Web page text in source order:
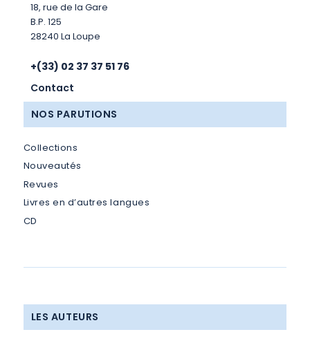
18, rue de la Gare
B.P. 125
28240 La Loupe
+(33) 02 37 37 51 76
Contact
NOS PARUTIONS
Collections
Nouveautés
Revues
Livres en d’autres langues
CD
LES AUTEURS